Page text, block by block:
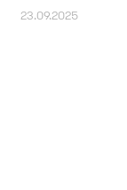
23.09.2025